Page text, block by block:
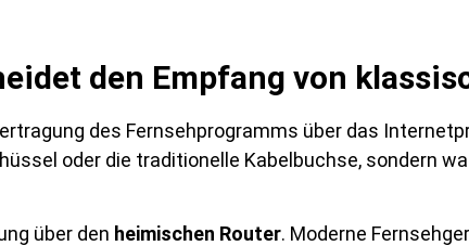
den Empfang von
des Fernsehprogramms über das
oder die traditionelle Kabelbuchse, sondern
über den heimischen Router. Moderne